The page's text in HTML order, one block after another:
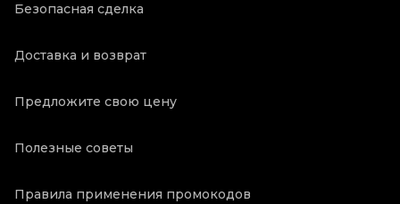
Безопасная сделка
Доставка и возврат
Предложите свою цену
Полезные советы
Правила применения промокодов